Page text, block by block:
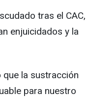
tras el CAC,
enjuicidados y la
que la sustracción
para nuestro